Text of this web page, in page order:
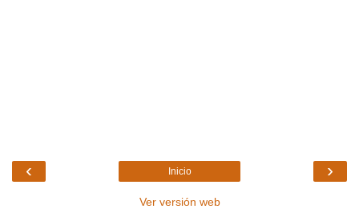
‹ ›
Inicio
Ver versión web